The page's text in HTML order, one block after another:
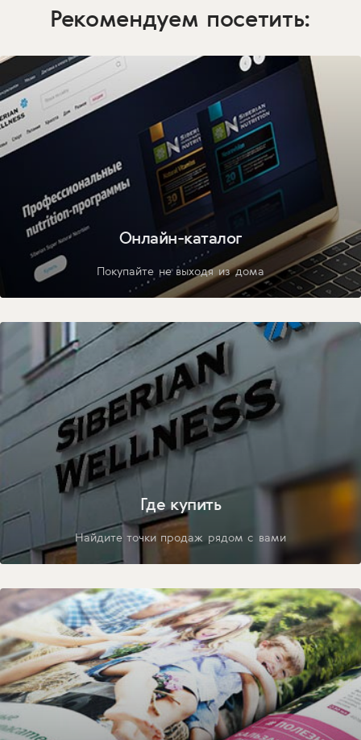
Рекомендуем посетить:
Онлайн-каталог
Покупайте не выходя из дома
Где купить
Найдите точки продаж рядом с вами